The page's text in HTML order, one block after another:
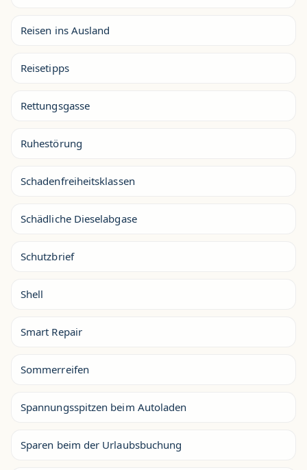
Reisen ins Ausland
Reisetipps
Rettungsgasse
Ruhestörung
Schadenfreiheitsklassen
Schädliche Dieselabgase
Schutzbrief
Shell
Smart Repair
Sommerreifen
Spannungsspitzen beim Autoladen
Sparen beim der Urlaubsbuchung